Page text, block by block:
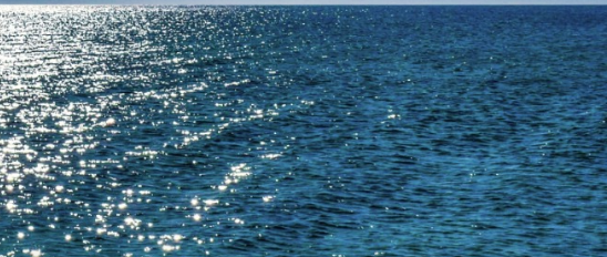
LA VITA
DELL'ASSOCIAZIONE
COMUNICAZIONE,
PROGETTI ED EDITORIA
AMMINISTRAZIONE
TRASPARENTE